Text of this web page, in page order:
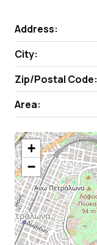
Address:
City:
Zip/Postal Code:
Area:
+
−